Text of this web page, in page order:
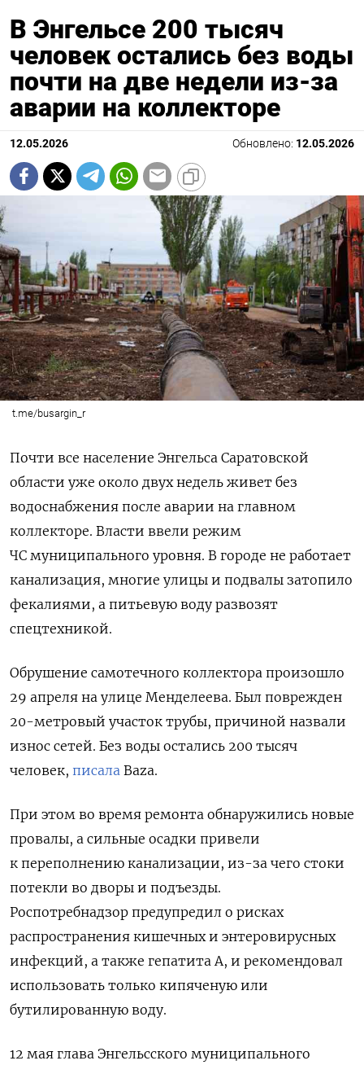
В Энгельсе 200 тысяч
человек остались без воды
почти на две недели из-за
аварии на коллекторе
12.05.2026 Обновлено: 12.05.2026
t.me/busargin_r
Почти все население Энгельса Саратовской
области уже около двух недель живет без
водоснабжения после аварии на главном
коллекторе. Власти ввели режим
ЧС муниципального уровня. В городе не работает
канализация, многие улицы и подвалы затопило
фекалиями, а питьевую воду развозят
спецтехникой.
Обрушение самотечного коллектора произошло
29 апреля на улице Менделеева. Был поврежден
20-метровый участок трубы, причиной назвали
износ сетей. Без воды остались 200 тысяч
человек, писала Baza.
При этом во время ремонта обнаружились новые
провалы, а сильные осадки привели
к переполнению канализации, из-за чего стоки
потекли во дворы и подъезды.
Роспотребнадзор предупредил о рисках
распространения кишечных и энтеровирусных
инфекций, а также гепатита А, и рекомендовал
использовать только кипяченую или
бутилированную воду.
12 мая глава Энгельсского муниципального